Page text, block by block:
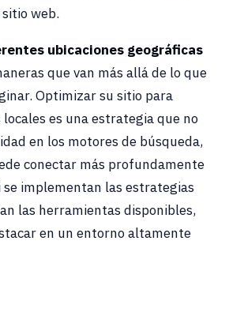
web.
ubicaciones geográficas
que van más allá de lo que
Optimizar su sitio para
es una estrategia que no
en los motores de búsqueda,
conectar más profundamente
se implementan las estrategias
las herramientas disponibles,
en un entorno altamente